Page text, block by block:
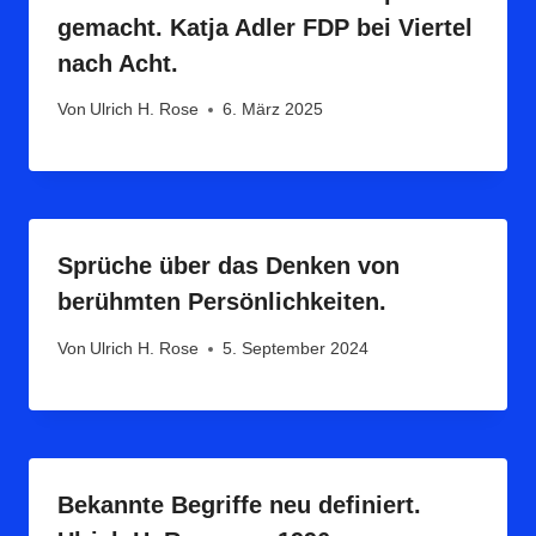
gemacht. Katja Adler FDP bei Viertel
nach Acht.
Von Ulrich H. Rose 6. März 2025
Sprüche über das Denken von
berühmten Persönlichkeiten.
Von Ulrich H. Rose 5. September 2024
Bekannte Begriffe neu definiert.